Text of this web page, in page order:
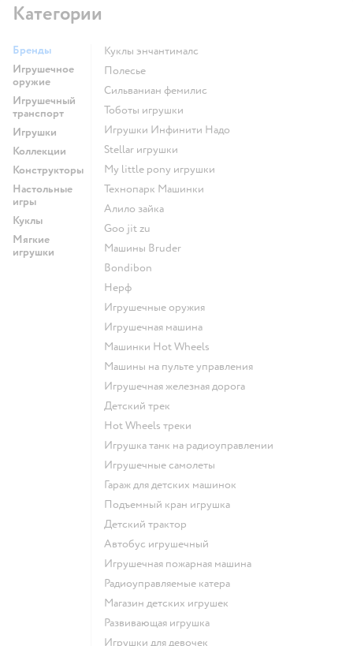
Категории
Бренды
Игрушечное
оружие
Игрушечный
транспорт
Игрушки
Коллекции
Конструкторы
Настольные
игры
Куклы
Мягкие
игрушки
Куклы энчантималс
Полесье
Сильваниан фемилис
Тоботы игрушки
Игрушки Инфинити Надо
Stellar игрушки
my little pony игрушки
Технопарк Машинки
Алило зайка
Goo jit zu
Машины Bruder
Bondibon
Нерф
Игрушечные оружия
Игрушечная машина
Машинки Hot Wheels
Машины на пульте управления
Игрушечная железная дорога
Детский трек
Hot Wheels треки
Игрушка танк на радиоуправлении
Игрушечные самолеты
Гараж для детских машинок
Подъемный кран игрушка
Детский трактор
Автобус игрушечный
Игрушечная пожарная машина
Радиоуправляемые катера
Магазин детских игрушек
Развивающая игрушка
Игрушки для девочек